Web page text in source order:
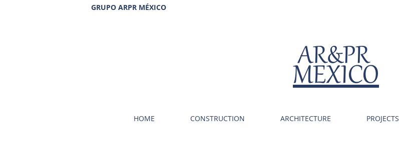
GRUPO ARPR MÉXICO
MEXICO
AR&PR
HOME CONSTRUCTION ARCHITECTURE PROJECTS